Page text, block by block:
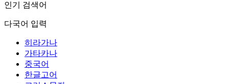
인기 검색어
다국어 입력
히라가나
가타카나
중국어
한글고어